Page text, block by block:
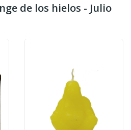
de los hielos - Julio